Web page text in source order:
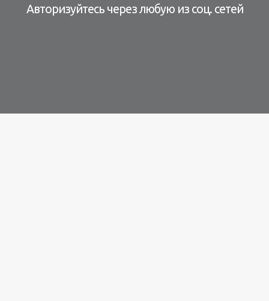
Авторизуйтесь через любую из соц. сетей